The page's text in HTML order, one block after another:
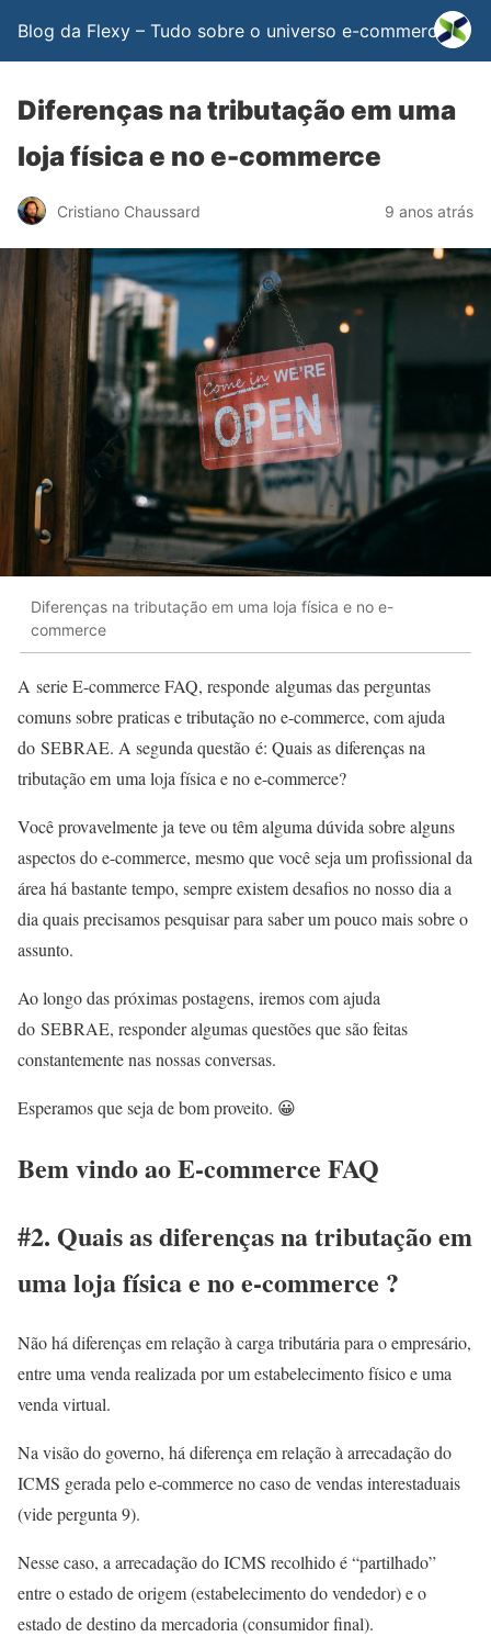
Blog da Flexy – Tudo sobre o universo e-commerce
Diferenças na tributação em uma
loja física e no e-commerce
Cristiano Chaussard 9 anos atrás
Diferenças na tributação em uma loja física e no e-
commerce
A serie E-commerce FAQ, responde algumas das perguntas
comuns sobre praticas e tributação no e-commerce, com ajuda
do SEBRAE. A segunda questão é: Quais as diferenças na
tributação em uma loja física e no e-commerce?
Você provavelmente ja teve ou têm alguma dúvida sobre alguns
aspectos do e-commerce, mesmo que você seja um profissional da
área há bastante tempo, sempre existem desafios no nosso dia a
dia quais precisamos pesquisar para saber um pouco mais sobre o
assunto.
Ao longo das próximas postagens, iremos com ajuda
do SEBRAE, responder algumas questões que são feitas
constantemente nas nossas conversas.
Esperamos que seja de bom proveito. 😀
Bem vindo ao E-commerce FAQ
#2. Quais as diferenças na tributação em
uma loja física e no e-commerce ?
Não há diferenças em relação à carga tributária para o empresário,
entre uma venda realizada por um estabelecimento físico e uma
venda virtual.
Na visão do governo, há diferença em relação à arrecadação do
ICMS gerada pelo e-commerce no caso de vendas interestaduais
(vide pergunta 9).
Nesse caso, a arrecadação do ICMS recolhido é “partilhado”
entre o estado de origem (estabelecimento do vendedor) e o
estado de destino da mercadoria (consumidor final).